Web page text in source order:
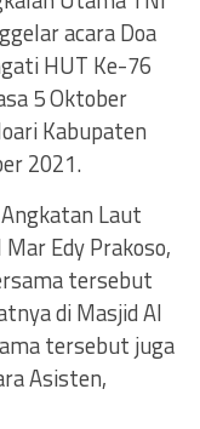
acara Doa
HUT Ke-76
5 Oktober
Kabupaten
2021.
Laut
Edy Prakoso,
tersebut
di Masjid Al
tersebut juga
Asisten,